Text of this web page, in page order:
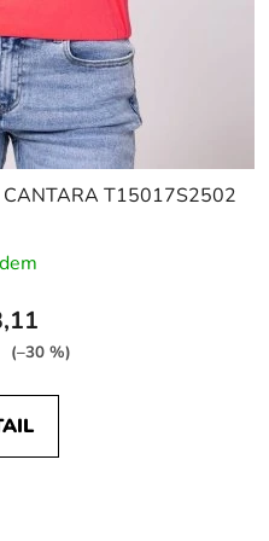
CANTARA T15017S2502
(–30 %)